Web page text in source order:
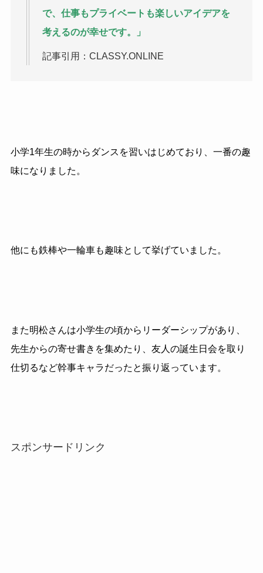
で、仕事もプライベートも楽しいアイデアを
考えるのが幸せです。」
記事引用：CLASSY.ONLINE
小学1年生の時からダンスを習いはじめており、一番の趣
味になりました。
他にも鉄棒や一輪車も趣味として挙げていました。
また明松さんは小学生の頃からリーダーシップがあり、
先生からの寄せ書きを集めたり、友人の誕生日会を取り
仕切るなど幹事キャラだったと振り返っています。
スポンサードリンク